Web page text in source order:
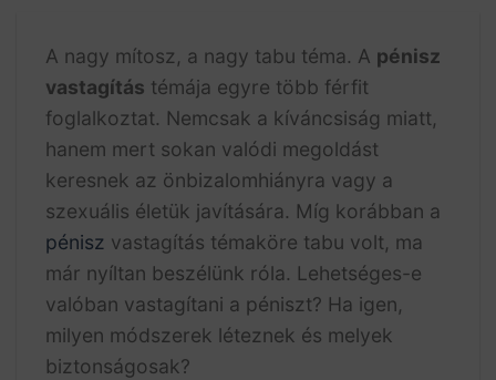
A nagy mítosz, a nagy tabu téma. A pénisz
vastagítás témája egyre több férfit
foglalkoztat. Nemcsak a kíváncsiság miatt,
hanem mert sokan valódi megoldást
keresnek az önbizalomhiányra vagy a
szexuális életük javítására. Míg korábban a
pénisz vastagítás témaköre tabu volt, ma
már nyíltan beszélünk róla. Lehetséges-e
valóban vastagítani a péniszt? Ha igen,
milyen módszerek léteznek és melyek
biztonságosak?